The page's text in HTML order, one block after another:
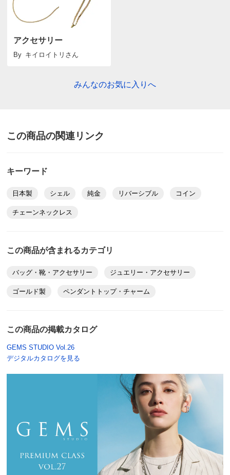
アクセサリー
By キイロイトリ さん
みんなのお気に入りへ
この商品の関連リンク
キーワード
日本製 シェル 純金 リバーシブル コイン
チェーンネックレス
この商品が含まれるカテゴリ
バッグ・靴・アクセサリー ジュエリー・アクセサリー
ゴールド製 ペンダントトップ・チャーム
この商品の掲載カタログ
GEMS STUDIO Vol.26
デジタルカタログを見る